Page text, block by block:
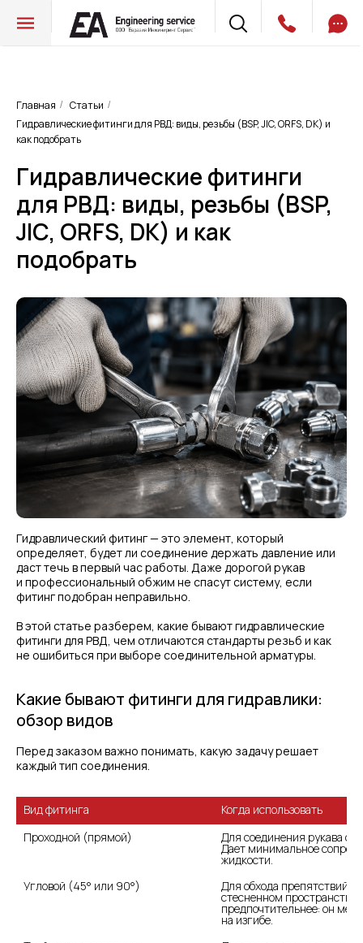
Главная / Статьи /
Гидравлические фитинги для РВД: виды, резьбы (BSP, JIC, ORFS, DK) и
как подобрать
Гидравлические фитинги
для РВД: виды, резьбы (BSP,
JIC, ORFS, DK) и как
подобрать
Гидравлический фитинг — это элемент, который
определяет, будет ли соединение держать давление или
даст течь в первый час работы. Даже дорогой рукав
и профессиональный обжим не спасут систему, если
фитинг подобран неправильно.
В этой статье разберем, какие бывают гидравлические
фитинги для РВД, чем отличаются стандарты резьб и как
не ошибиться при выборе соединительной арматуры.
Какие бывают фитинги для гидравлики:
обзор видов
Перед заказом важно понимать, какую задачу решает
каждый тип соединения.
Когда использовать
Проходной (прямой)
Для соединения рукава с
Дает минимальное
жидкости.
Для обхода препятствий
стесненном пространстве.
предпочтительнее: он
на изгибе.